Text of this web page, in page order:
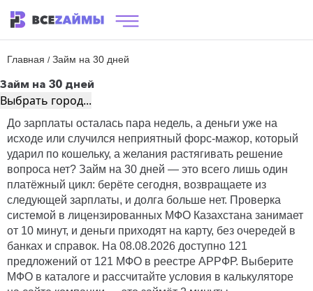
Главная / Займ на 30 дней
Займ на 30 дней
Выбрать город...
До зарплаты осталась пара недель, а деньги уже на
исходе или случился неприятный форс-мажор, который
ударил по кошельку, а желания растягивать решение
вопроса нет? Займ на 30 дней — это всего лишь один
платёжный цикл: берёте сегодня, возвращаете из
следующей зарплаты, и долга больше нет. Проверка
системой в лицензированных МФО Казахстана занимает
от 10 минут, и деньги приходят на карту, без очередей в
банках и справок. На 08.08.2026 доступно 121
предложений от 121 МФО в реестре АРРФР. Выберите
МФО в каталоге и рассчитайте условия в калькуляторе